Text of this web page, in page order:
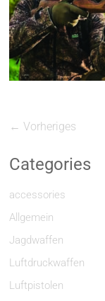
← Vorheriges
Categories
accessories
Allgemein
Jagdwaffen
Luftdruckwaffen
Luftpistolen